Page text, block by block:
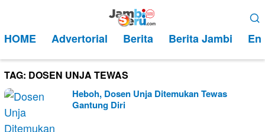
kontenMobile
HOME Advertorial Berita Berita Jambi
TAG: DOSEN UNJA TEWAS
Heboh, Dosen Unja Ditemukan Tewas
Gantung Diri